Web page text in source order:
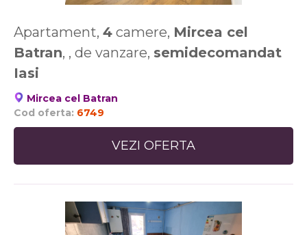
Apartament, 4 camere, Mircea cel
Batran, , de vanzare, semidecomandat
Iasi
Mircea cel Batran
Cod oferta: 6749
VEZI OFERTA